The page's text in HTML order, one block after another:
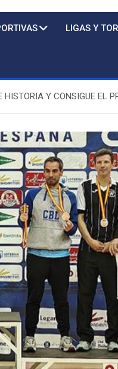
LIGAS Y
Y CONSIGUE EL
EDM
EDM